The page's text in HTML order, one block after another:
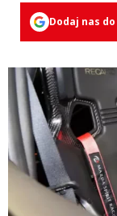
Dodaj nas